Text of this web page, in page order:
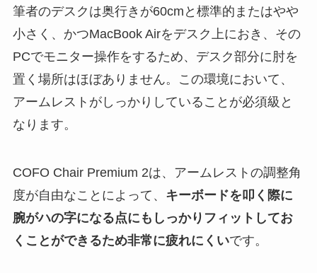
筆者のデスクは奥行きが60cmと標準的またはやや
小さく、かつMacBook Airをデスク上におき、その
PCでモニター操作をするため、デスク部分に肘を
置く場所はほぼありません。この環境において、
アームレストがしっかりしていることが必須級と
なります。
COFO Chair Premium 2は、アームレストの調整角
度が自由なことによって、 キーボードを叩く際に
腕がハの字になる点にもしっかりフィットしてお
くことができるため非常に疲れにくいです。